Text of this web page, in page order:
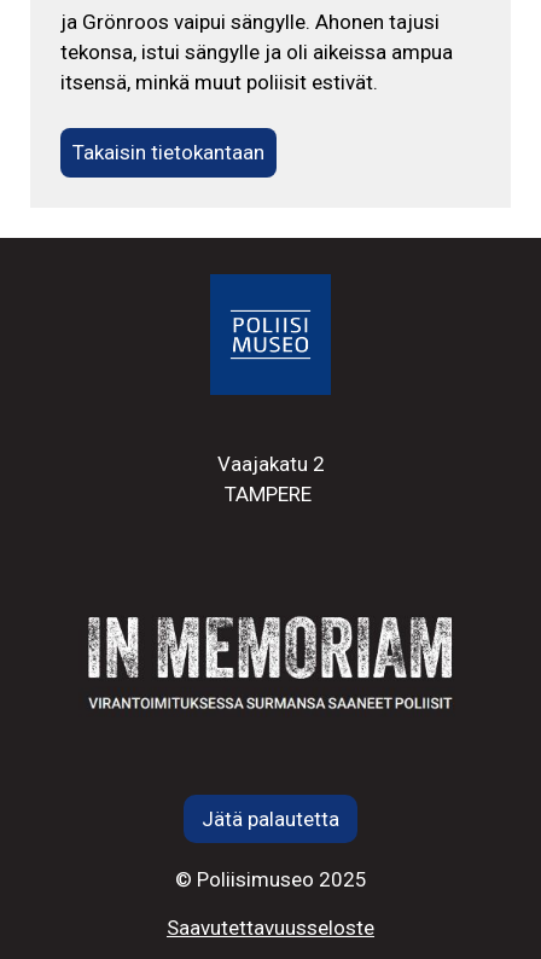
ja Grönroos vaipui sängylle. Ahonen tajusi
tekonsa, istui sängylle ja oli aikeissa ampua
itsensä, minkä muut poliisit estivät.
Takaisin tietokantaan
Vaajakatu 2
TAMPERE
Jätä palautetta
© Poliisimuseo 2025
Saavutettavuusseloste